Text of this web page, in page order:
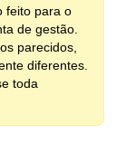
feito para o
de gestão.
parecidos,
diferentes.
toda